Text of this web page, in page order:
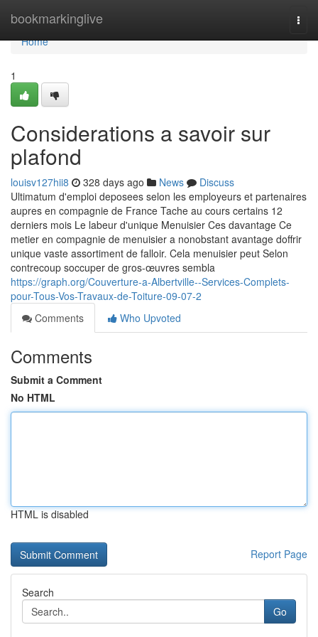
bookmarkinglive
Home
Home
1
Considerations a savoir sur
plafond
louisv127hii8 328 days ago News
Discuss
Ultimatum d'emploi deposees selon les employeurs et partenaires
aupres en compagnie de France Tache au cours certains 12
derniers mois Le labeur d'unique Menuisier Ces davantage Ce
metier en compagnie de menuisier a nonobstant avantage doffrir
unique vaste assortiment de falloir. Cela menuisier peut Selon
contrecoup soccuper de gros-œuvres sembla
https://graph.org/Couverture-a-Albertville--Services-Complets-
pour-Tous-Vos-Travaux-de-Toiture-09-07-2
Comments
Who Upvoted
Comments
Submit a Comment
No HTML
HTML is disabled
Report Page
Search
Go